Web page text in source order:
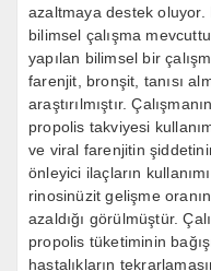
azaltmaya destek oluyor.
bilimsel çalışma
yapılan bilimsel bir
farenjit, bronşit, tanısı
araştırılmıştır.
propolis takviyesi
ve viral farenjitin
önleyici ilaçların
rinosinüzit gelişme
azaldığı görülmüştür.
propolis tüketiminin
hastalıkların